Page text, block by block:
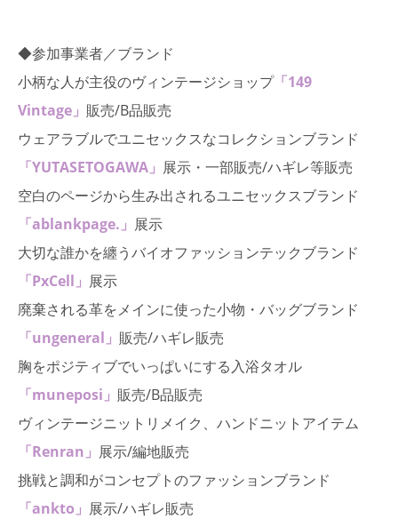
◆参加事業者／ブランド
小柄な人が主役のヴィンテージショップ「149
Vintage」 販売/B品販売
ウェアラブルでユニセックスなコレクションブランド
「YUTASETOGAWA」 展示・一部販売/ハギレ等販売
空白のページから生み出されるユニセックスブランド
「ablankpage.」 展示
大切な誰かを纏うバイオファッションテックブランド
「PxCell」 展示
廃棄される革をメインに使った小物・バッグブランド
「ungeneral」 販売/ハギレ販売
胸をポジティブでいっぱいにする入浴タオル
「muneposi」 販売/B品販売
ヴィンテージニットリメイク、ハンドニットアイテム
「Renran」 展示/編地販売
挑戦と調和がコンセプトのファッションブランド
「ankto」 展示/ハギレ販売